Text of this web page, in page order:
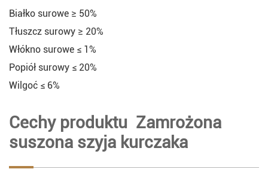
Białko surowe ≥ 50%
Tłuszcz surowy ≥ 20%
Włókno surowe ≤ 1%
Popiół surowy ≤ 20%
Wilgoć ≤ 6%
Cechy produktu Zamrożona
suszona szyja kurczaka